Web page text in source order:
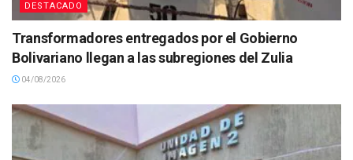
DESTACADO
Transformadores entregados por el Gobierno
Bolivariano llegan a las subregiones del Zulia
04/08/2026